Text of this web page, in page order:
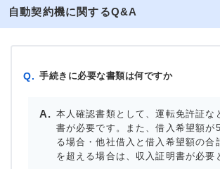
自動契約機に関するQ&A
Q. 手続きに必要な書類は何ですか
本人確認書類として、運転免許証な
書が必要です。また、借入希望額が
る場合・他社借入と借入希望額の合
を超える場合は、収入証明書が必要